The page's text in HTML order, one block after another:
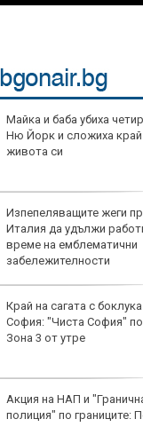
Майка и баба убиха
Ню Йорк и сложиха край
живота си
Изпепеляващите жеги
Италия да удължи
време на емблематични
забележителности
Край на сагата с
София: "Чиста София"
Зона 3 от утре
Акция на НАП и
полиция" по границите: